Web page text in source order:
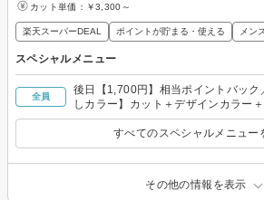
カット単価： ￥3,300～
楽天スーパーDEAL ポイントが貯まる・使える メン
スペシャルメニュー
全員
後日【1,700円】相当ポイントバック
しカラー】カット＋デザインカラー
￥18,700
すべてのスペシャルメニュー
その他の情報を表示